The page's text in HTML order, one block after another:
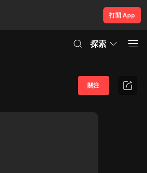
打開 App
探索
關注